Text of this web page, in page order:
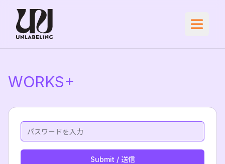
WORKS+
Submit / 送信